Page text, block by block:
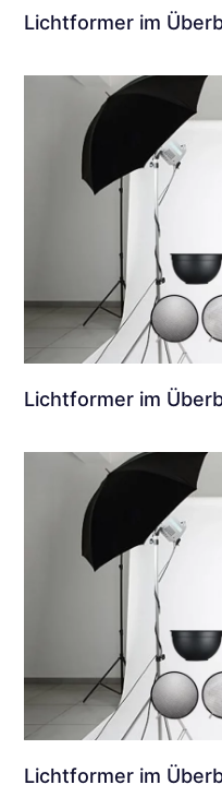
Lichtformer im
Lichtformer im
Lichtformer im